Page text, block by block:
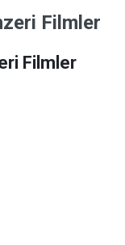
Filmler
Filmler